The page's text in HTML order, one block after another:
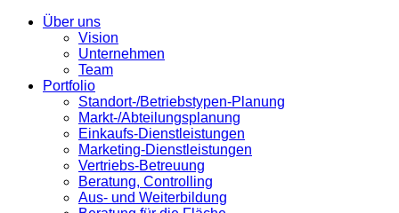
Über uns
Vision
Unternehmen
Team
Portfolio
Standort-/Betriebstypen-Planung
Markt-/Abteilungsplanung
Einkaufs-Dienstleistungen
Marketing-Dienstleistungen
Vertriebs-Betreuung
Beratung, Controlling
Aus- und Weiterbildung